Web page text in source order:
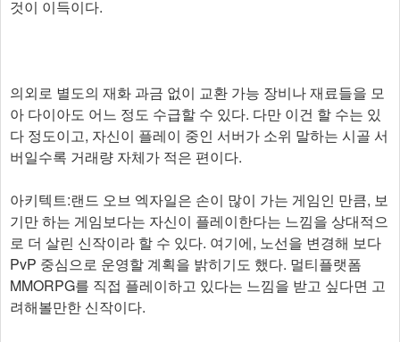
것이 이득이다.
의외로 별도의 재화 과금 없이 교환 가능 장비나 재료들을 모
아 다이아도 어느 정도 수급할 수 있다. 다만 이건 할 수는 있
다 정도이고, 자신이 플레이 중인 서버가 소위 말하는 시골 서
버일수록 거래량 자체가 적은 편이다.
아키텍트:랜드 오브 엑자일은 손이 많이 가는 게임인 만큼, 보
기만 하는 게임보다는 자신이 플레이한다는 느낌을 상대적으
로 더 살린 신작이라 할 수 있다. 여기에, 노선을 변경해 보다
PvP 중심으로 운영할 계획을 밝히기도 했다. 멀티플랫폼
MMORPG를 직접 플레이하고 있다는 느낌을 받고 싶다면 고
려해볼만한 신작이다.​